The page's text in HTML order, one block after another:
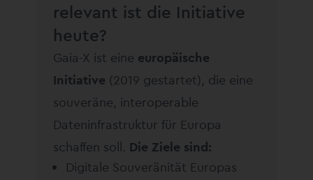
relevant ist die Initiative
heute?
Gaia-X ist eine europäische
Initiative (2019 gestartet), die eine
souveräne, interoperable
Dateninfrastruktur für Europa
schaffen soll. Die Ziele sind:
Digitale Souveränität Europas